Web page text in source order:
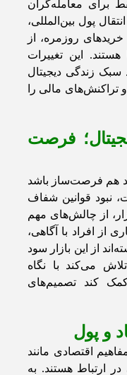
برای معامله‌گران
پول بین‌المللی،
روزمره، از
این تغییرات
سبک زندگی دیجیتال
تراکنش‌های مالی را
فرصت
هم فرصت‌ساز باشد
نبود قوانین شفاف
از چالش‌های مهم
از افراد با آگاهی،
از این بازار سود
می‌کند با نگاه
کند تصمیم‌های
و پول
اقتصادی مانند
ارتباط هستند. به